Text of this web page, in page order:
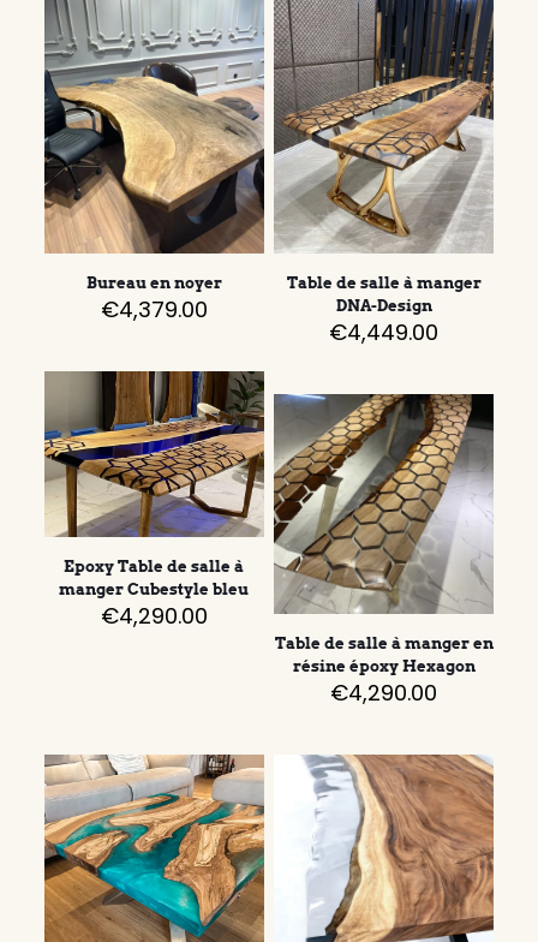
Bureau en noyer
€4,379.00
Table de salle à manger
DNA-Design
€4,449.00
Epoxy Table de salle à
manger Cubestyle bleu
€4,290.00
Table de salle à manger en
résine époxy Hexagon
€4,290.00